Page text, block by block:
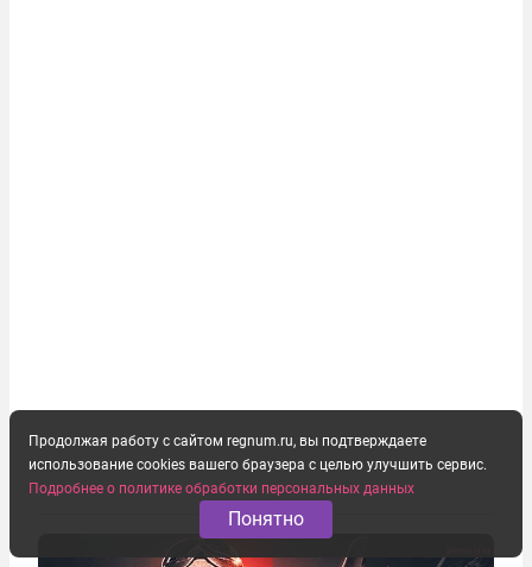
Продолжая работу с сайтом regnum.ru, вы подтверждаете
использование cookies вашего браузера с целью улучшить сервис.
Подробнее о политике обработки персональных данных
Понятно